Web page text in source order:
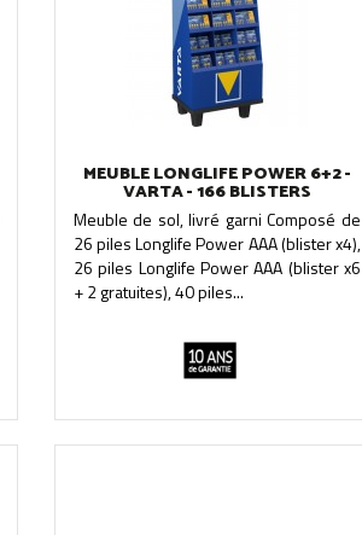
MEUBLE LONGLIFE POWER 6+2 -
VARTA - 166 BLISTERS
Meuble de sol, livré garni Composé de
26 piles Longlife Power AAA (blister x4),
26 piles Longlife Power AAA (blister x6
+ 2 gratuites), 40 piles...